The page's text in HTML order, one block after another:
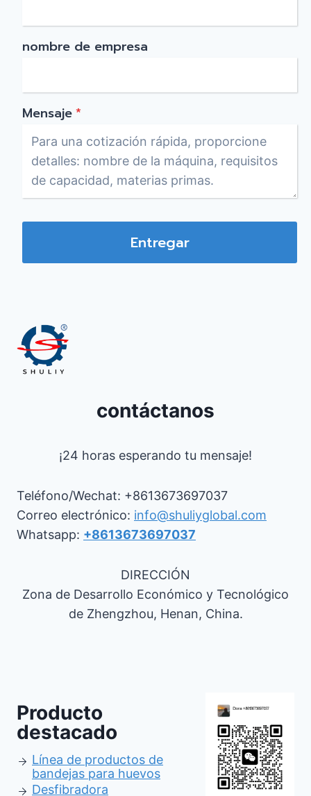
nombre de empresa
Mensaje*
Entregar
contáctanos
¡24 horas esperando tu mensaje!
Teléfono/Wechat: +8613673697037
Correo electrónico: info@shuliyglobal.com
Whatsapp: +8613673697037
DIRECCIÓN
Zona de Desarrollo Económico y Tecnológico
de Zhengzhou, Henan, China.
Producto
destacado
Línea de productos de
bandejas para huevos
Desfibradora